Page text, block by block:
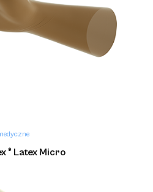
® Latex Micro